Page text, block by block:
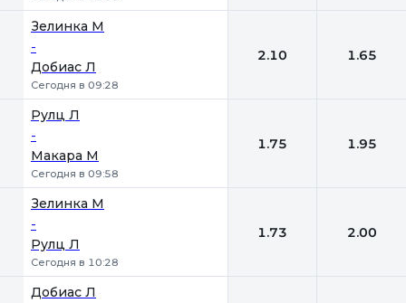
Зелинка М
-
Добиас Л
Сегодня в 09:28
2.10 1.65
Рулц Л
-
Макара М
Сегодня в 09:58
1.75 1.95
Зелинка М
-
Рулц Л
Сегодня в 10:28
1.73 2.00
Добиас Л